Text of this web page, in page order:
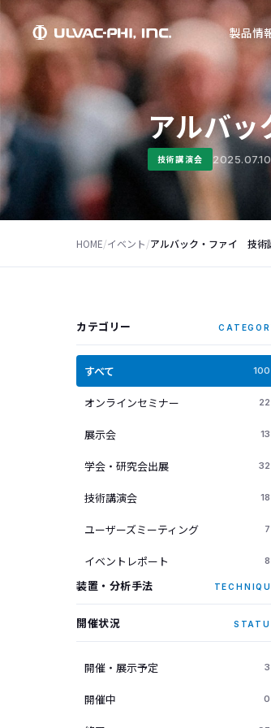
製品情
アルバ
技術講演会 2025.07.10
HOME/イベント/アルバック・ファイ 技術
カテゴリー
すべて 100
オンラインセミナー 22
展示会 13
学会・研究会出展 32
技術講演会 18
ユーザーズミーティング 7
イベントレポート 8
装置・分析手法
開催状況
開催・展示予定 3
開催中 0